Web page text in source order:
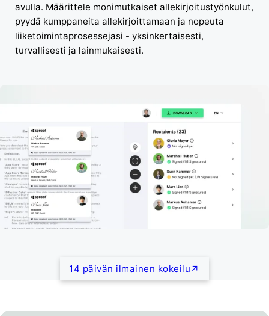
avulla. Määrittele monimutkaiset allekirjoitustyönkulut,
pyydä kumppaneita allekirjoittamaan ja nopeuta
liiketoimintaprosessejasi - yksinkertaisesti,
turvallisesti ja lainmukaisesti.
14 päivän ilmainen kokeilu